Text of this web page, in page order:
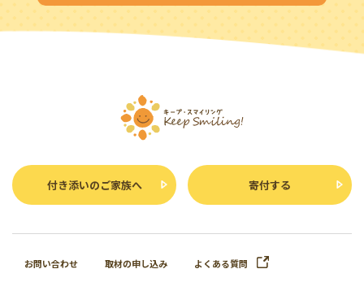
付き添いのご家族へ 寄付する
お問い合わせ 取材の申し込み よくある質問